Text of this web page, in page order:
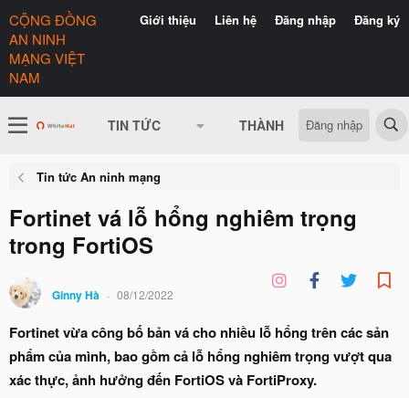
Đăng nhập
Tin tức An ninh mạng
Fortinet vá lỗ hổng nghiêm trọng
Fortinet vừa công bố bản vá cho nhiều lỗ hổng trên các sản
phẩm của mình, bao gồm cả lỗ hổng nghiêm trọng vượt qua
xác thực, ảnh hưởng đến FortiOS và FortiProxy.